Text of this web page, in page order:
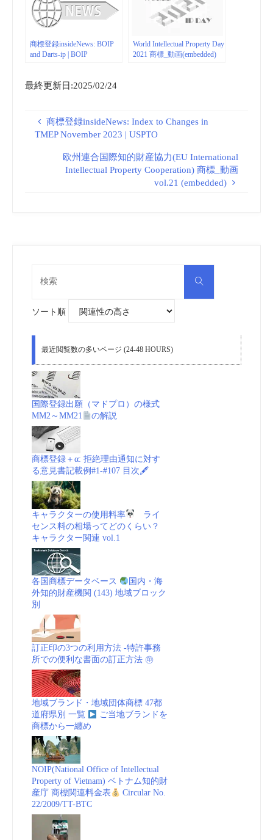
商標登録insideNews: BOIP
and Darts-ip | BOIP
World Intellectual Property Day
2021 商標_動画(embedded)
最終更新日:2025/02/24
商標登録insideNews: Index to Changes in
TMEP November 2023 | USPTO
欧州連合国際知的財産協力(EU International
Intellectual Property Cooperation) 商標_動画
vol.21 (embedded)
検
ソート順
最近閲覧数の多いページ (24-48 HOURS)
国際登録出願（マドプロ）の様式
MM2～MM21
の解説
商標登録＋α: 拒絶理由通知に対す
る意見書記載例#1-#107 目次🖋
キャラクターの使用料率
ライ
センス料の相場ってどのくらい？
キャラクター関連 vol.1
各国商標データベース
国内・海
外知的財産機関 (143) 地域ブロック
別
訂正印の3つの利用方法 -特許事務
所での便利な書面の訂正方法 ㊞
地域ブランド・地域団体商標 47都
道府県別 一覧
ご当地ブランドを
商標から一纏め
NOIP(National Office of Intellectual
Property of Vietnam) ベトナム知的財
産庁 商標関連料金表
Circular No.
22/2009/TT-BTC